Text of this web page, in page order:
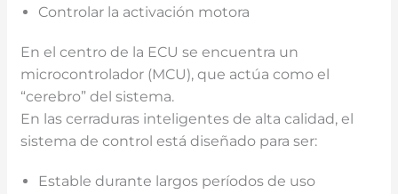
Controlar la activación motora
En el centro de la ECU se encuentra un
microcontrolador (MCU), que actúa como el
“cerebro” del sistema.
En las cerraduras inteligentes de alta calidad, el
sistema de control está diseñado para ser:
Estable durante largos períodos de uso